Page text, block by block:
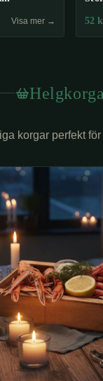
Visa mer → 52
korgar perfekt